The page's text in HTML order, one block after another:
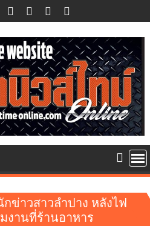
ข่าวสาวลำปาง หลังไฟ
งานที่ร้านอาหาร